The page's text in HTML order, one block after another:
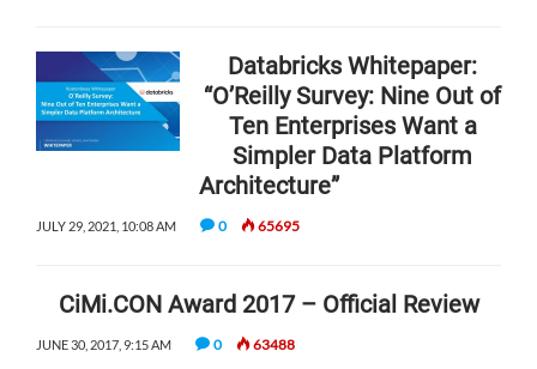
Databricks Whitepaper:
“O’Reilly Survey: Nine Out of
Ten Enterprises Want a
Simpler Data Platform
Architecture”
JULY 29, 2021, 10:08 AM 0 65695
CiMi.CON Award 2017 – Official Review
JUNE 30, 2017, 9:15 AM 0 63488